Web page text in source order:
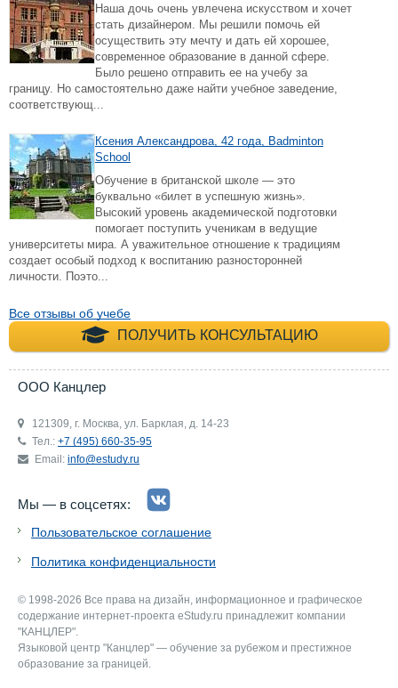
Наша дочь очень увлечена искусством и хочет
стать дизайнером. Мы решили помочь ей
осуществить эту мечту и дать ей хорошее,
современное образование в данной сфере.
Было решено отправить ее на учебу за
границу. Но самостоятельно даже найти учебное заведение,
соответствующ...
Ксения Александрова, 42 года, Badminton
School
Обучение в британской школе — это
буквально «билет в успешную жизнь».
Высокий уровень академической подготовки
помогает поступить ученикам в ведущие
университеты мира. А уважительное отношение к традициям
создает особый подход к воспитанию разносторонней
личности. Поэто...
Все отзывы об учебе
ПОЛУЧИТЬ КОНСУЛЬТАЦИЮ
+7 (495) 660-35-
ООО Канцлер
121309, г. Москва, ул. Барклая, д. 14-23
Тел.: +7 (495) 660-35-95
Email: info@estudy.ru
Мы — в соцсетях:
Пользовательское соглашение
Политика конфиденциальности
© 1998-2026 Все права на дизайн, информационное и графическое
содержание интернет-проекта eStudy.ru принадлежит компании
"КАНЦЛЕР".
Языковой центр "Канцлер" — обучение за рубежом и престижное
образование за границей.